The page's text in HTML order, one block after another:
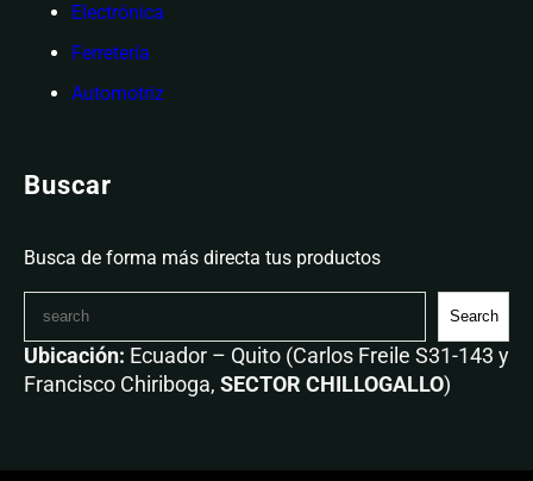
Electrónica
Ferretería
Automotriz
Buscar
Busca de forma más directa tus productos
Search
Ubicación: Ecuador – Quito (Carlos Freile S31-143 y
Francisco Chiriboga, SECTOR CHILLOGALLO)